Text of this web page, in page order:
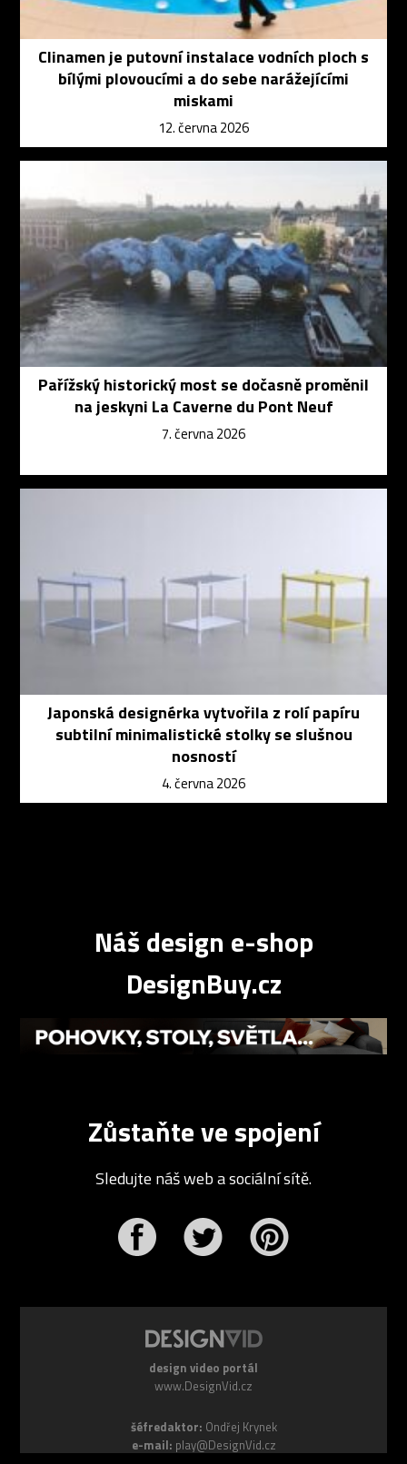
Clinamen je putovní instalace vodních ploch s
bílými plovoucími a do sebe narážejícími
miskami
12. června 2026
Pařížský historický most se dočasně proměnil
na jeskyni La Caverne du Pont Neuf
7. června 2026
Japonská designérka vytvořila z rolí papíru
subtilní minimalistické stolky se slušnou
nosností
4. června 2026
Náš design e-shop
DesignBuy.cz
Zůstaňte ve spojení
Sledujte náš web a sociální sítě.
design video portál
www.DesignVid.cz
šéfredaktor: Ondřej Krynek
e-mail: play@DesignVid.cz